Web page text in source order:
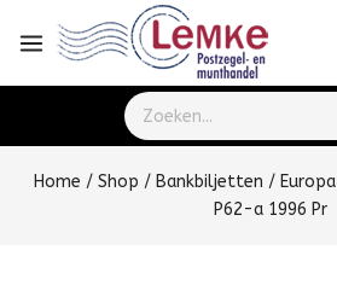
Home / Shop / Bankbiljetten / Europa
P62-a 1996 Pr